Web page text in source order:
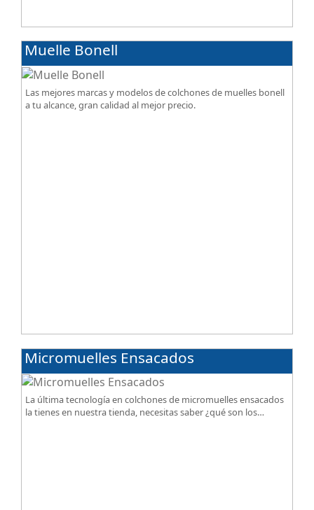
Muelle Bonell
Las mejores marcas y modelos de colchones de muelles bonell
a tu alcance, gran calidad al mejor precio.
Micromuelles Ensacados
La última tecnología en colchones de micromuelles ensacados
la tienes en nuestra tienda, necesitas saber ¿qué son los